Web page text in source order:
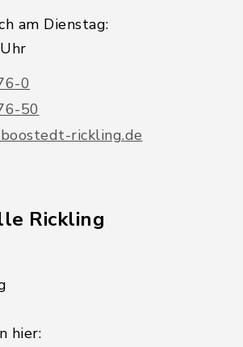
am Dienstag:
0
50
rickling.de
Rickling
hier: